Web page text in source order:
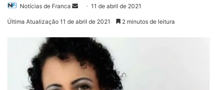
Notícias de Franca
Mande
mail
11 de abril de 2021
Última Atualização 11 de abril de 2021 2 minutos de leitura